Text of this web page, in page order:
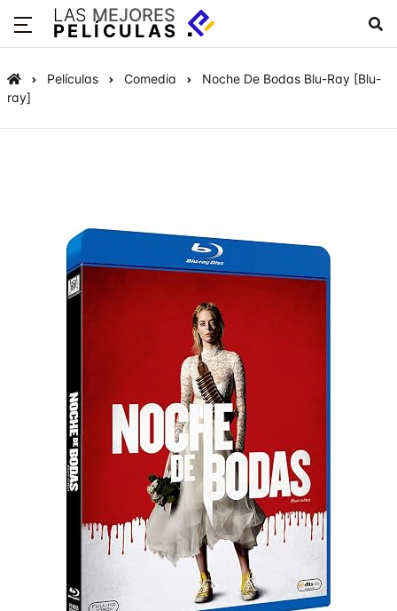
LAS MEJORES
PELÍCULAS
Películas Comedia
Noche De Bodas Blu-Ray [Blu-
ray]